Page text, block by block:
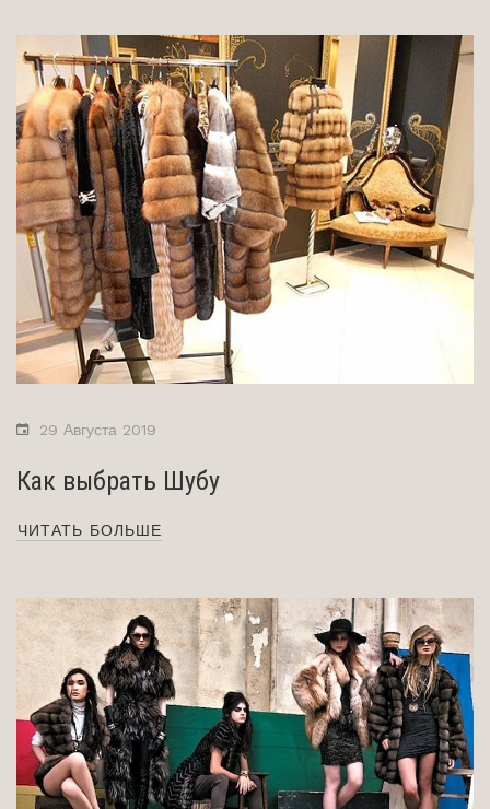
29 Августа 2019
Как выбрать Шубу
ЧИТАТЬ БОЛЬШЕ